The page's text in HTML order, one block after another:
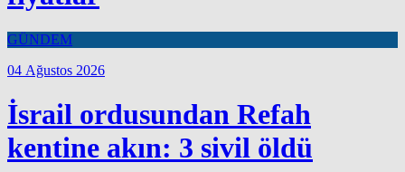
GÜNDEM
04 Ağustos 2026
İsrail ordusundan Refah
kentine akın: 3 sivil öldü